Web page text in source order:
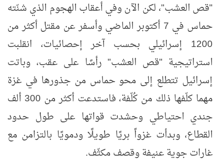
"قص العشب"، لكن الآن وفي أعقاب الهجوم الذي شنّته
حماس في 7 أكتوبر الماضي وأسفر عن مقتل أكثر من
1200 إسرائيلي بحسب آخر إحصائيات، انقلبت
استراتيجية "قص العشب" رأسًا على عقب، وباتت
إسرائيل تتطلع إلى محو حماس من جذورها في غزة
مهما كلّفها ذلك من كُلّفة، فاستدعت أكثر من 300 ألف
جندي احتياطي وحشدت قواتها على طول حدود
القطاع، وبدأت غزواً بريًا طويلًا ودمويًا بالتزامن مع
غارات جوية عنيفة وقصف مكثّف.